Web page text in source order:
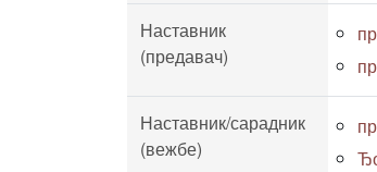
Наставник
(предавач)
Наставник/сарадник
(вежбе)